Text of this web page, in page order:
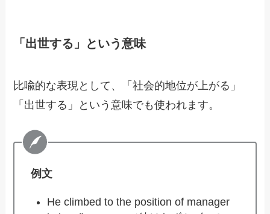
「出世する」という意味
比喩的な表現として、「社会的地位が上がる」
「出世する」という意味でも使われます。
例文
He climbed to the position of manager